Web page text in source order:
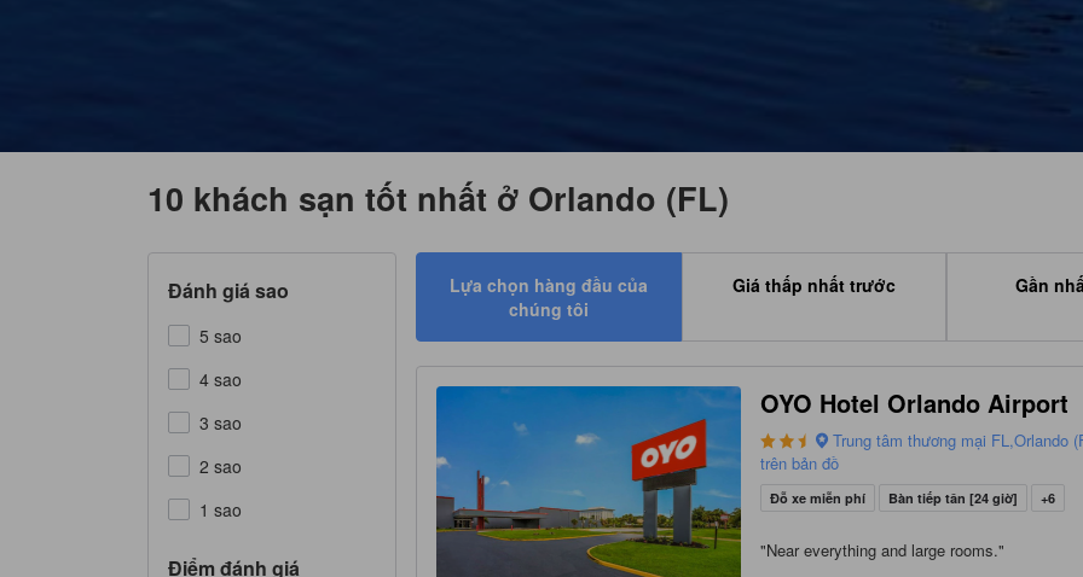
10 khách sạn tốt nhất ở Orlando (FL)
Đánh giá sao
5 sao
4 sao
3 sao
2 sao
1 sao
Điểm đánh giá
Lựa chọn hàng đầu của
chúng tôi
Giá thấp nhất trước Gần
OYO Hotel Orlando Airport
Trung tâm thương mại FL,Orlando
trên bản đồ
Đỗ xe miễn phí Bàn tiếp tân [24 giờ] +6
"Near everything and large rooms."